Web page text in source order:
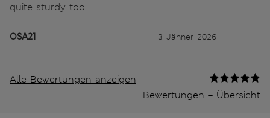
quite sturdy too
OSA21 3 Jänner 2026
Alle Bewertungen anzeigen
Bewertungen – Übersicht